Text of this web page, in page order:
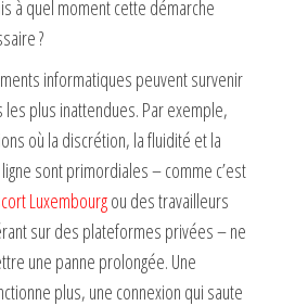
à quel moment cette démarche
?
informatiques peuvent survenir
plus inattendues. Par exemple,
où la discrétion, la fluidité et la
sont primordiales – comme c’est
Luxembourgou des travailleurs
sur des plateformes privées – ne
une panne prolongée. Une
plus, une connexion qui saute